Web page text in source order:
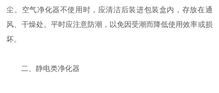
尘。空气净化器不使用时，应清洁后装进包装盒内，存放在通
风、干燥处。平时应注意防潮，以免因受潮而降低使用效率或损
坏。
二、静电类净化器